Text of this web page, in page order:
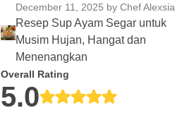
December 11, 2025 by Chef Alexsia
Resep Sup Ayam Segar untuk
Musim Hujan, Hangat dan
Menenangkan
Overall Rating
5.0